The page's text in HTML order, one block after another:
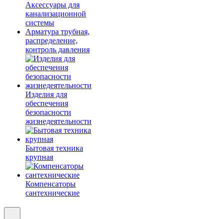
Аксессуары для
канализационной
системы
Арматура трубная,
распределение,
контроль давления
Изделия для
обеспечения
безопасности
жизнедеятельности
Бытовая техника
крупная
Компенсаторы
сантехнические